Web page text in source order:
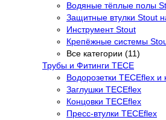
Водяные тёплые полы
Защитные втулки Stout
Инструмент Stout
Крепёжные системы
Все категории (11)
Трубы и Фитинги TECE
Водорозетки TECEflex
Заглушки TECEflex
Концовки TECEflex
Пресс-втулки TECEflex